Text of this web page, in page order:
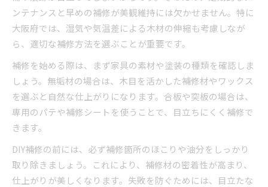
ンテナンスと早めの補修が美観維持には欠かせません。特に
大阪府では、湿気や気温差による木材の伸縮も考慮しなが
ら、適切な補修方法を選ぶことが重要です。
補修を始める際は、まず家具の素材や塗装の種類を確認しま
しょう。無垢材の場合は、木目を活かした補修材やワックス
を選ぶと自然な仕上がりになります。合板や突板の場合は、
専用のパテや補修シートを使うことで、目立ちにくく補修で
きます。
DIY補修の前には、必ず補修箇所のほこりや油分をしっかり
取り除きましょう。これにより、補修材の密着性が高まり、
仕上がりが美しくなります。失敗を防ぐためには、目立たな